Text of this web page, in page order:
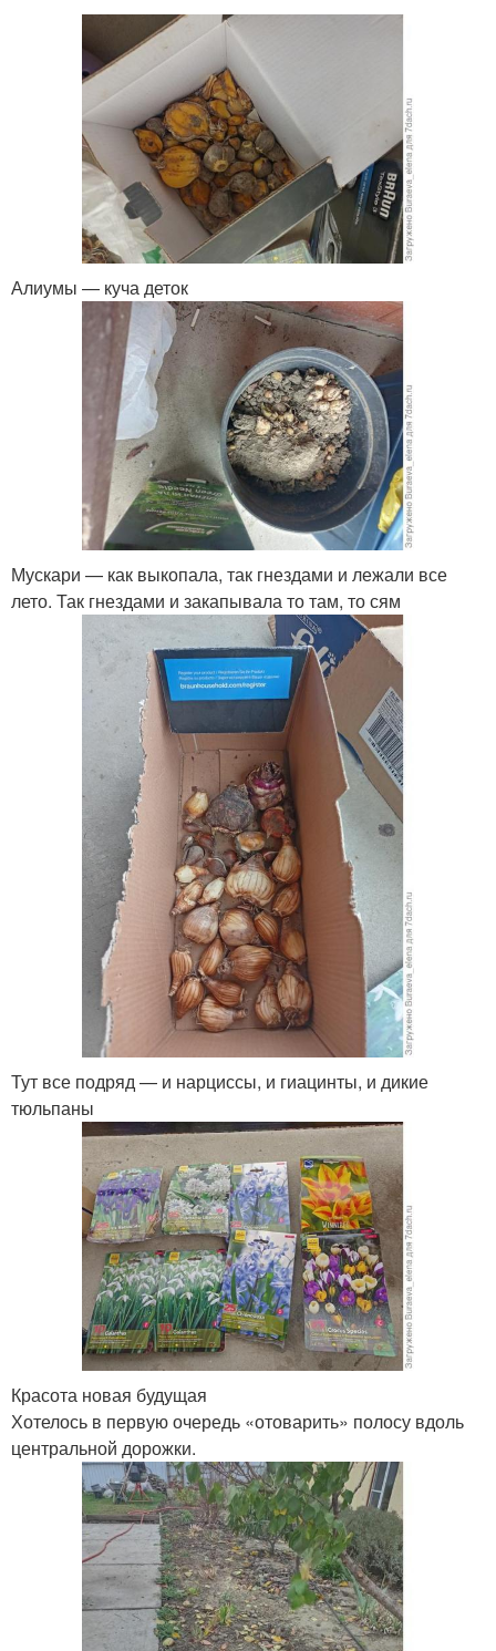
Алиумы — куча деток
Мускари — как выкопала, так гнездами и лежали все
лето. Так гнездами и закапывала то там, то сям
Тут все подряд — и нарциссы, и гиацинты, и дикие
тюльпаны
Красота новая будущая
Хотелось в первую очередь «отоварить» полосу вдоль
центральной дорожки.